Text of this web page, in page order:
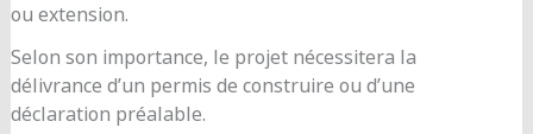
ou extension.
Selon son importance, le projet nécessitera la
délivrance d’un permis de construire ou d’une
déclaration préalable.